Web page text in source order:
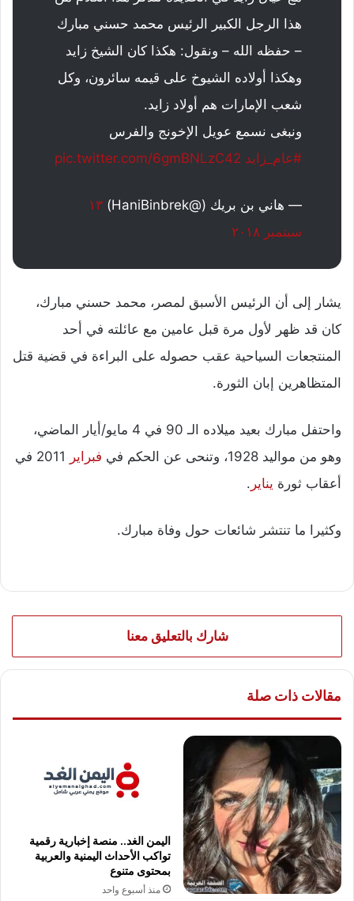
هذا الرجل الكبير الرئيس محمد حسني مبارك
– حفظه الله – ونقول: هكذا كان الشيخ زايد
وهكذا أولاده الشيوخ على قيمه سائرون، وكل
شعب الإمارات هم أولاد زايد.
ونبغى نسمع عويل الإخونج والفرس
#عام_زايد pic.twitter.com/6gmBNLzC42
— هاني بن بريك (@HaniBinbrek)
١٣
سبتمبر ٢٠١٨
​يشار إلى أن الرئيس الأسبق لمصر، محمد حسني مبارك،
كان قد ظهر لأول مرة قبل عامين مع عائلته في أحد
المنتجعات السياحية عقب حصوله على البراءة في قضية قتل
المتظاهرين إبان الثورة.
​واحتفل مبارك بعيد ميلاده الـ 90 في 4 مايو/أيار الماضي،
وهو من مواليد 1928، وتنحى عن الحكم في
فبراير
2011 في
أعقاب ثورة يناير .
وكثيرا ما تنتشر شائعات حول وفاة مبارك.
شارك بالتعليق معنا
مقالات ذات صلة
اليمن الغد.. منصة إخبارية رقمية
تواكب الأحداث اليمنية والعربية
بمحتوى متنوع
منذ أسبوع واحد